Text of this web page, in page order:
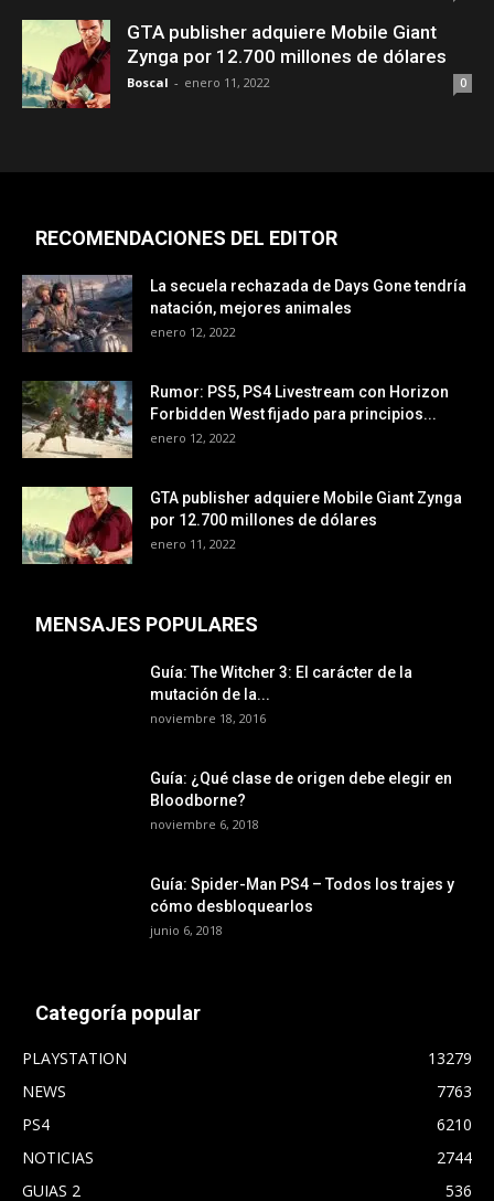
GTA publisher adquiere Mobile Giant
Zynga por 12.700 millones de dólares
Boscal - enero 11, 2022 0
RECOMENDACIONES DEL EDITOR
La secuela rechazada de Days Gone tendría
natación, mejores animales
enero 12, 2022
Rumor: PS5, PS4 Livestream con Horizon
Forbidden West fijado para principios...
enero 12, 2022
GTA publisher adquiere Mobile Giant Zynga
por 12.700 millones de dólares
enero 11, 2022
MENSAJES POPULARES
Guía: The Witcher 3: El carácter de la
mutación de la...
noviembre 18, 2016
Guía: ¿Qué clase de origen debe elegir en
Bloodborne?
noviembre 6, 2018
Guía: Spider-Man PS4 – Todos los trajes y
cómo desbloquearlos
junio 6, 2018
Categoría popular
PLAYSTATION
13279
NEWS
7763
PS4
6210
NOTICIAS
2744
GUIAS 2
536